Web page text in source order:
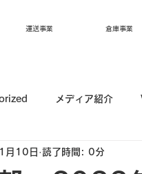
運送事業 倉庫事業
メディア紹介
月10日 読了時間: 0分